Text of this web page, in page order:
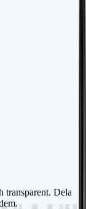
transparent. Dela